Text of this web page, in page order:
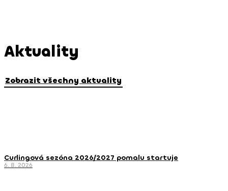
Aktuality
Zobrazit všechny aktuality
Curlingová sezóna 2026/2027 pomalu startuje
6. 8. 2026